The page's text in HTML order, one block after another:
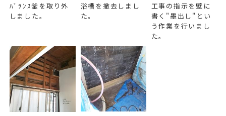
ﾊﾞﾗﾝｽ釜を取り外
しました。
浴槽を撤去しまし
た。
工事の指示を壁に
書く"墨出し"とい
う作業を行いまし
た。